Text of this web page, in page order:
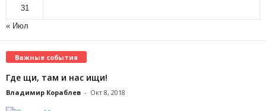
31
« Июл
Важные события
Где щи, там и нас ищи!
Владимир Кораблев - Окт 8, 2018